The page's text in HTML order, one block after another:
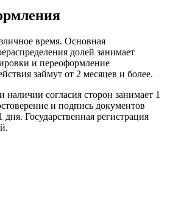
время. Основная
долей занимает
и переоформление
займут от 2 месяцев и более.
наличии согласия сторон занимает 1
и подпись документов
Государственная регистрация